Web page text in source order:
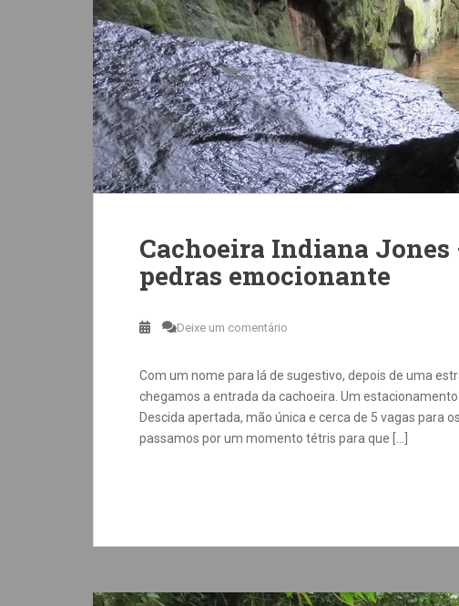
Cachoeira Indiana Jones
pedras emocionante
Deixe um comentário
Com um nome para lá de sugestivo, depois de uma
chegamos a entrada da cachoeira. Um
Descida apertada, mão única e cerca de 5 vagas para
passamos por um momento tétris para que […]